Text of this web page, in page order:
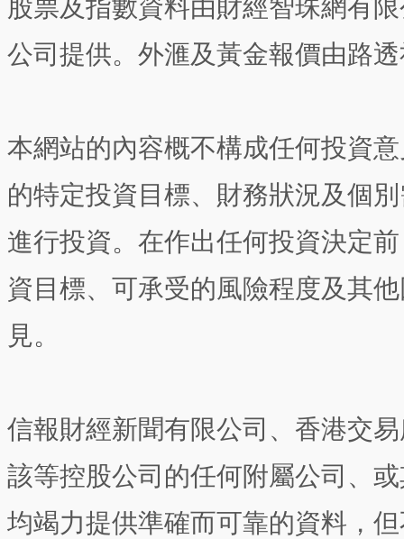
股票及指數資料由財經智珠網有
公司提供。外滙及黃金報價由路
本網站的內容概不構成任何投資
的特定投資目標、財務狀況及個
進行投資。在作出任何投資決定
資目標、可承受的風險程度及其
見。
信報財經新聞有限公司、香港交
該等控股公司的任何附屬公司、
均竭力提供準確而可靠的資料，